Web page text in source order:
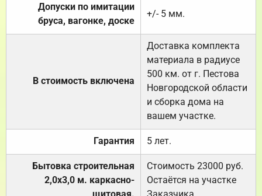
Допуски по имитации
бруса, вагонке, доске
+/- 5 мм.
В стоимость включена
Доставка комплекта
материала в радиусе
500 км. от г. Пестова
Новгородской области
и сборка дома на
вашем участке.
Гарантия 5 лет.
Бытовка строительная
2,0х3,0 м. каркасно-
щитовая.
Стоимость 23000 руб.
Остаётся на участке
Заказчика.